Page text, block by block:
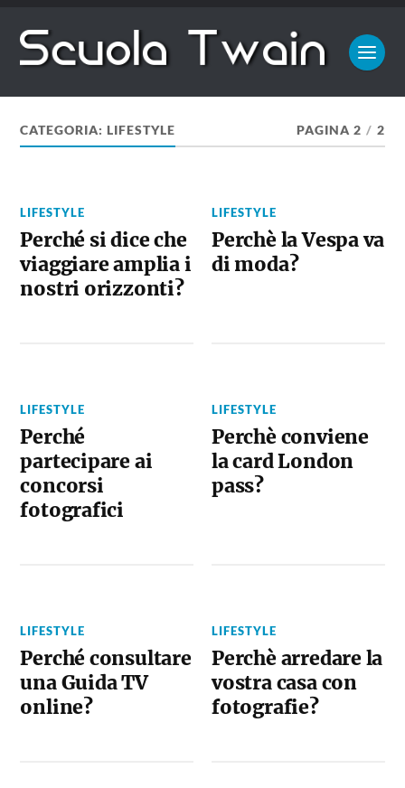
CATEGORIA:LIFESTYLE PAGINA 2 / 2
LIFESTYLE
Perché si dice che
viaggiare amplia i
nostri orizzonti?
LIFESTYLE
Perchè la Vespa va
di moda?
LIFESTYLE
Perché
partecipare ai
concorsi
fotografici
LIFESTYLE
Perchè conviene
la card London
pass?
LIFESTYLE
Perché consultare
una Guida TV
online?
LIFESTYLE
Perchè arredare la
vostra casa con
fotografie?